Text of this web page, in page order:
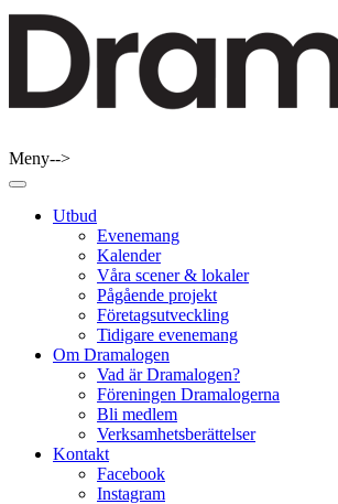
Skip
Meny-->
Utbud
Evenemang
Kalender
Våra scener & lokaler
Pågående projekt
Företagsutveckling
Tidigare evenemang
Om Dramalogen
Vad är Dramalogen?
Föreningen Dramalogerna
Bli medlem
Verksamhetsberättelser
Kontakt
Facebook
Instagram